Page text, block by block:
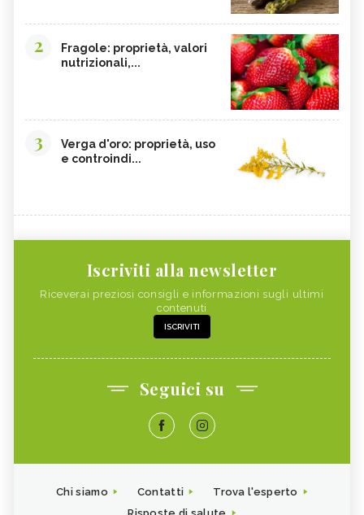
2
Fragole: proprietà, valori
nutrizionali,...
3
Verga d'oro: proprietà, uso
e controindi...
Iscriviti alla newsletter
Riceverai preziosi consigli e informazioni sugli ultimi
contenuti
ISCRIVITI
Seguici su
Chi siamo Contatti
Trova l'esperto